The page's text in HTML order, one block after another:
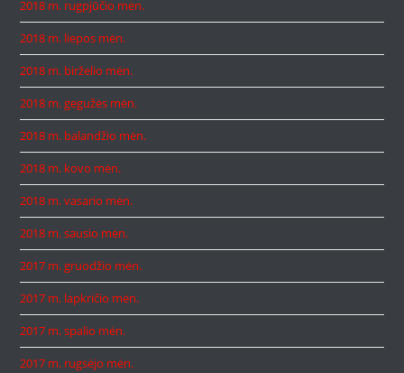
2018 m. rugpjūčio mėn.
2018 m. liepos mėn.
2018 m. birželio mėn.
2018 m. gegužės mėn.
2018 m. balandžio mėn.
2018 m. kovo mėn.
2018 m. vasario mėn.
2018 m. sausio mėn.
2017 m. gruodžio mėn.
2017 m. lapkričio mėn.
2017 m. spalio mėn.
2017 m. rugsėjo mėn.